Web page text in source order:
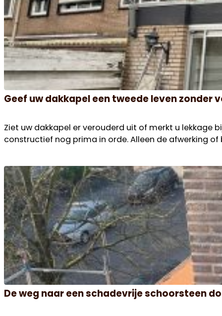
Geef uw dakkapel een tweede leven zonder
Ziet uw dakkapel er verouderd uit of merkt u lekkage
constructief nog prima in orde. Alleen de afwerking of
De weg naar een schadevrije schoorsteen